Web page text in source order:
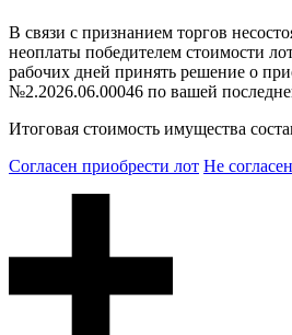
В связи с признанием торгов
неоплаты победителем стоимости
рабочих дней принять решение о
№2.2026.06.00046 по вашей
Итоговая стоимость имущества
Согласен приобрести лот Не